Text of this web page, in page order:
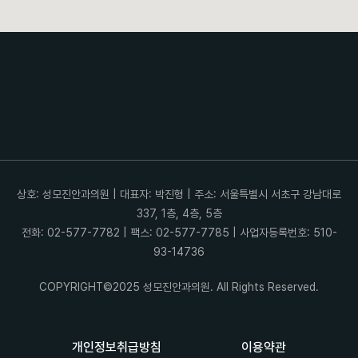
개인정보취급방침 이용약관
상호: 성모진안과의원 | 대표자: 박진형 | 주소: 서울특별시 서초구 강남대로
337, 1층, 4층, 5층
전화: 02-577-7782 | 팩스: 02-577-7785 | 사업자등록번호: 510-
93-14736
COPYRIGHT©2025 성모진안과의원. All Rights Reserved.